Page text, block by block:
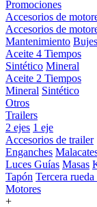
Promociones
Accesorios de
Accesorios de
Mantenimiento Bujes
Aceite 4 Tiempos
Sintético Mineral
Aceite 2 Tiempos
Mineral Sintético
Otros
Trailers
2 ejes 1 eje
Accesorios de trailer
Enganches
Luces Guías Masas
Tapón Tercera rueda
Motores
+